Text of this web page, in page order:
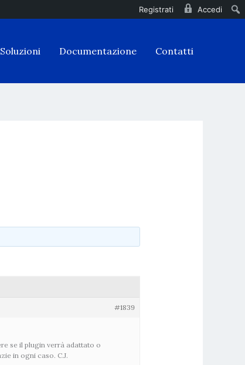
Registrati Accedi
Soluzioni Documentazione Contatti
#1839
se il plugin verrà adattato o
in ogni caso. C.J.